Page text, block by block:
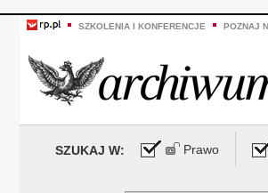
SZKOLENIA I KONFERENCJE POZNAJ
SZUKAJ W: Prawo